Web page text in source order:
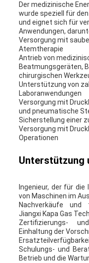
Der medizinische
wurde speziell für
und eignet sich für
Anwendungen,
Versorgung mit
Atemtherapie
Antrieb von
Beatmungsgeräten,
chirurgischen
Unterstützung von
Laboranwendungen
Versorgung mit
und pneumatische
Sicherstellung einer
Versorgung mit
Operationen
Unterstützung
Ingenieur, der für
von Maschinen im
Nachverkäufe und
Jiangxi Kapa Gas
Zertifizierungs-
Einhaltung der
Schulungs- und
Betrieb und die